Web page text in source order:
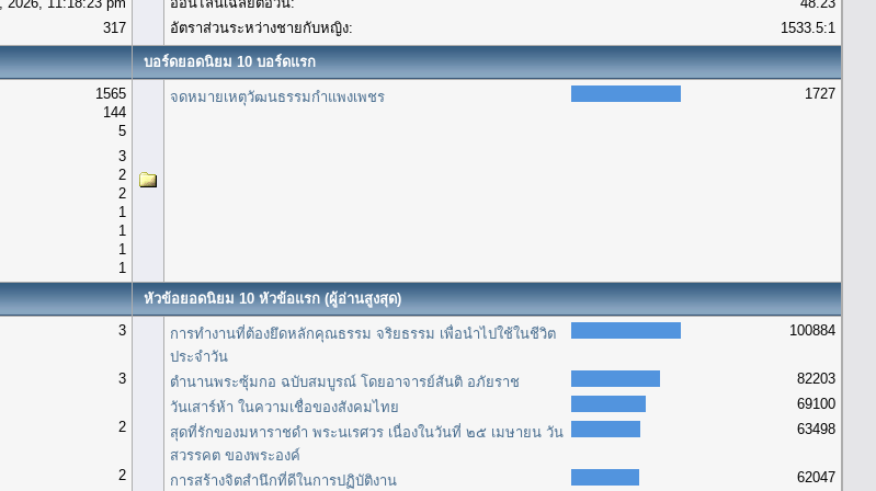
317
อัตราส่วนระหว่างชายกับหญิง:
1533.5:1
บอร์ดยอดนิยม 10 บอร์ดแรก
1565
144
5
3
2
2
1
1
1
1
จดหมายเหตุวัฒนธรรมกำแพงเพชร 1727
หัวข้อยอดนิยม 10 หัวข้อแรก (ผู้อ่านสูงสุด)
3
3
2
2
การทำงานที่ต้องยึดหลักคุณธรรม จริยธรรม เพื่อนำไปใช้ในชีวิต
ประจำวัน
100884
ตำนานพระซุ้มกอ ฉบับสมบูรณ์ โดยอาจารย์สันติ อภัยราช
82203
วันเสาร์ห้า ในความเชื่อของสังคมไทย
69100
สุดที่รักของมหาราชดำ พระนเรศวร เนื่องในวันที่ ๒๕ เมษายน วัน
สวรรคต ของพระองค์
63498
การสร้างจิตสำนึกที่ดีในการปฏิบัติงาน
62047